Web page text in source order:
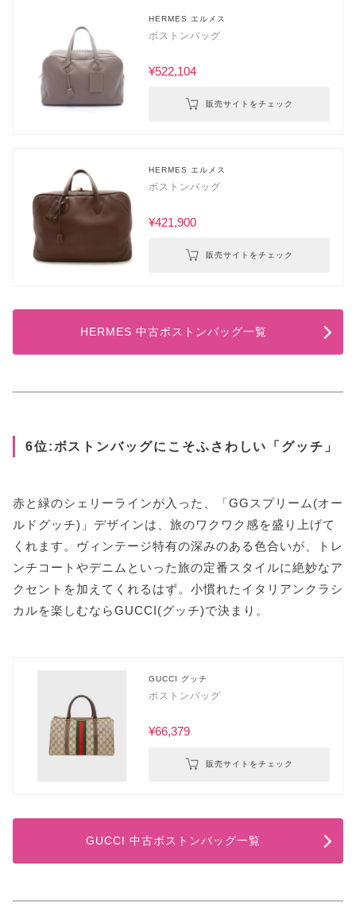
HERMES エルメス
ボストンバッグ
¥522,104
販売サイトをチェック
HERMES エルメス
ボストンバッグ
¥421,900
販売サイトをチェック
HERMES 中古ボストンバッグ一覧
6位:ボストンバッグにこそふさわしい「グッチ」
赤と緑のシェリーラインが入った、「GGスプリーム(オー
ルドグッチ)」デザインは、旅のワクワク感を盛り上げて
くれます。ヴィンテージ特有の深みのある色合いが、トレ
ンチコートやデニムといった旅の定番スタイルに絶妙なア
クセントを加えてくれるはず。小慣れたイタリアンクラシ
カルを楽しむならGUCCI(グッチ)で決まり。
GUCCI グッチ
ボストンバッグ
¥66,379
販売サイトをチェック
GUCCI 中古ボストンバッグ一覧